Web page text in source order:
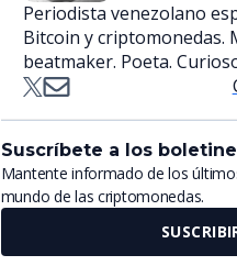
Periodista venezolano
Bitcoin y criptomonedas.
beatmaker. Poeta.
Suscríbete a los
Mantente informado de los
mundo de las criptomonedas.